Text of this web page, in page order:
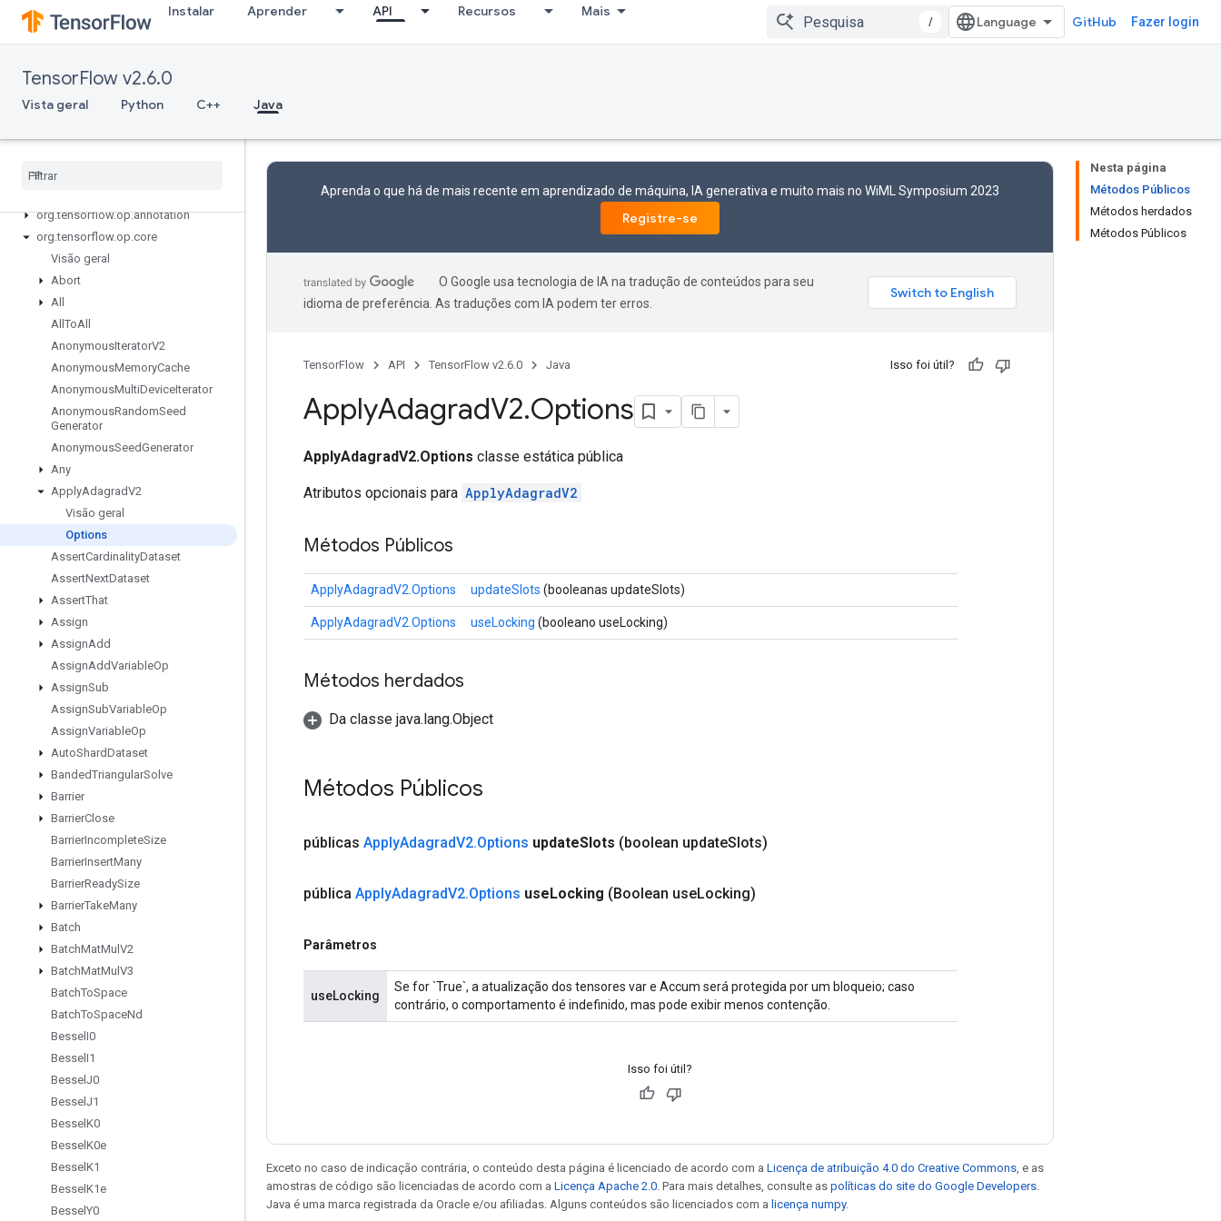
Instalar Aprender API Recursos Mais
/ GitHub Fazer login
TensorFlow v2.6.0
Vista geral Python C++ Java
org.
org.tensorflow.op.annotation
org.tensorflow.op.core
Visão geral
Abort
All
All ToAll
AnonymousIteratorV2
AnonymousMemoryCache
AnonymousMultiDeviceIterator
AnonymousRandomSeed
Generator
AnonymousSeedGenerator
Any
ApplyAdagradV2
Visão geral
Options
AssertCardinalityDataset
AssertNextDataset
AssertThat
Assign
AssignAdd
AssignAddVariableOp
AssignSub
AssignSubVariableOp
AssignVariableOp
AutoShardDataset
BandedTriangularSolve
Barrier
BarrierClose
BarrierIncompleteSize
BarrierInsertMany
BarrierReadySize
BarrierTakeMany
Batch
BatchMatMul V2
BatchMatMul V3
BatchToSpace
BatchToSpaceNd
Bessel I0
Bessel I1
Bessel J0
Bessel J1
Bessel K0
Bessel K0e
Bessel K1
Bessel K1e
Bessel Y0
Nesta página
Métodos Públicos
Métodos herdados
Métodos Públicos
Aprenda o que há de mais recente em aprendizado de máquina, IA generativa e muito mais no WiML Symposium 2023
Registre-se
O Google usa tecnologia de IA na tradução de conteúdos para seu
idioma de preferência. As traduções com IA podem ter erros.
TensorFlow API TensorFlow v2.6.0 Java Isso foi útil?
ApplyAdagradV2.Options
ApplyAdagradV2.Options classe estática pública
Atributos opcionais para ApplyAdagradV2
Métodos Públicos
ApplyAdagradV2.Options updateSlots (booleanas updateSlots)
ApplyAdagradV2.Options useLocking (booleano useLocking)
Métodos herdados
Da classe java.lang.Object
Métodos Públicos
públicas ApplyAdagradV2.Options updateSlots (boolean updateSlots)
pública ApplyAdagradV2.Options useLocking (Boolean useLocking)
Parâmetros
useLocking
Se for `True`, a atualização dos tensores var e Accum será protegida por um bloqueio; caso
contrário, o comportamento é indefinido, mas pode exibir menos contenção.
Isso foi útil?
Exceto no caso de indicação contrária, o conteúdo desta página é licenciado de acordo com a Licença de atribuição 4.0 do Creative Commons , e as
amostras de código são licenciadas de acordo com a Licença Apache 2.0 . Para mais detalhes, consulte as políticas do site do Google Developers
Java é uma marca registrada da Oracle e/ou afiliadas. Alguns conteúdos são licenciados com a licença numpy.